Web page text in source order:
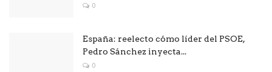
0
España: reelecto cómo líder del PSOE,
Pedro Sánchez inyecta...
0